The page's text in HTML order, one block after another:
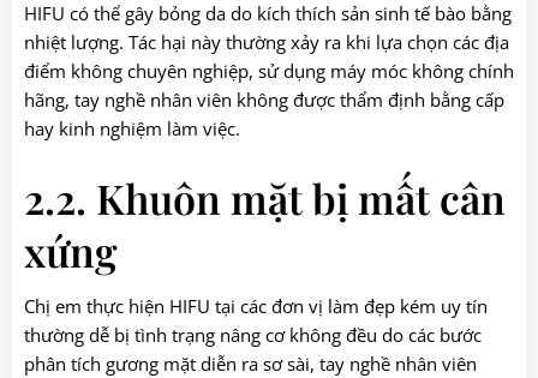
HIFU có thể gây bỏng da do kích thích sản sinh tế bào bằng
nhiệt lượng. Tác hại này thường xảy ra khi lựa chọn các địa
điểm không chuyên nghiệp, sử dụng máy móc không chính
hãng, tay nghề nhân viên không được thẩm định bằng cấp
hay kinh nghiệm làm việc.
2.2. Khuôn mặt bị mất cân
xứng
Chị em thực hiện HIFU tại các đơn vị làm đẹp kém uy tín
thường dễ bị tình trạng nâng cơ không đều do các bước
phân tích gương mặt diễn ra sơ sài, tay nghề nhân viên